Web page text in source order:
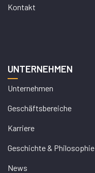
Kontakt
UNTERNEHMEN
Unternehmen
Geschäftsbereiche
Karriere
Geschichte & Philosophie
News